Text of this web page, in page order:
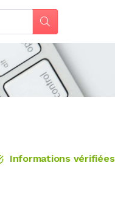
Informations vérifiées